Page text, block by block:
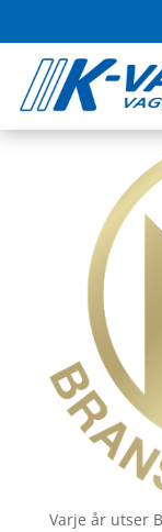
dec 7, 2022|
Varje år utser